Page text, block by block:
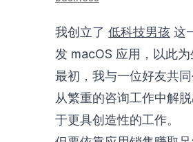
我创立了 低科技男孩 这
发 macOS 应用，以此为
最初，我与一位好友共
从繁重的咨询工作中解
于更具创造性的工作。